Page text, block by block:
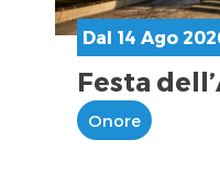
Dal 14 Ago
Festa
Onore